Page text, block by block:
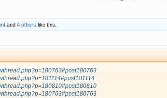
and 4 others like this.